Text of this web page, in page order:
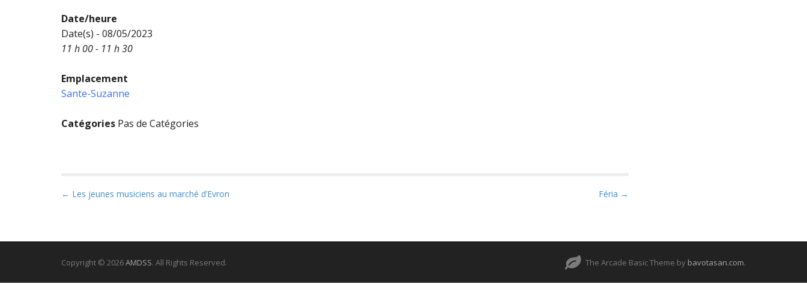
Date/heure
Date(s) - 08/05/2023
11 h 00 - 11 h 30
Emplacement
Sante-Suzanne
Catégories Pas de Catégories
P
t
n
← Les jeunes musiciens au marché d’Evron Féria →
Copyright © 2026AMDSS. All Rights Reserved. The Arcade Basic Theme by bavotasan.com.